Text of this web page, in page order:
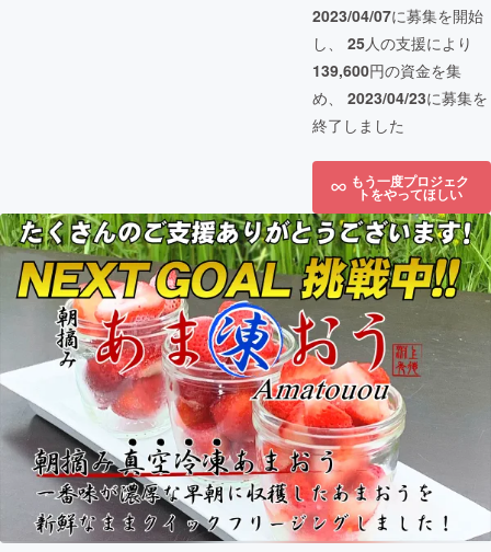
2023/04/07に募集を開始
し、 25人の支援により
139,600円の資金を集
め、 2023/04/23に募集を
終了しました
もう一度プロジェク
トをやってほしい